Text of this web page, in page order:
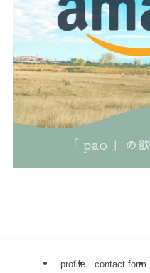
profile contact form